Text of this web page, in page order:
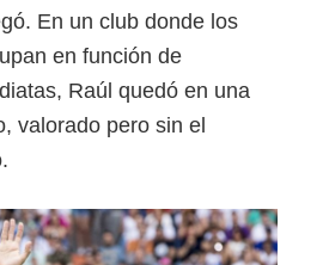
En un club donde los
en función de
Raúl quedó en una
valorado pero sin el